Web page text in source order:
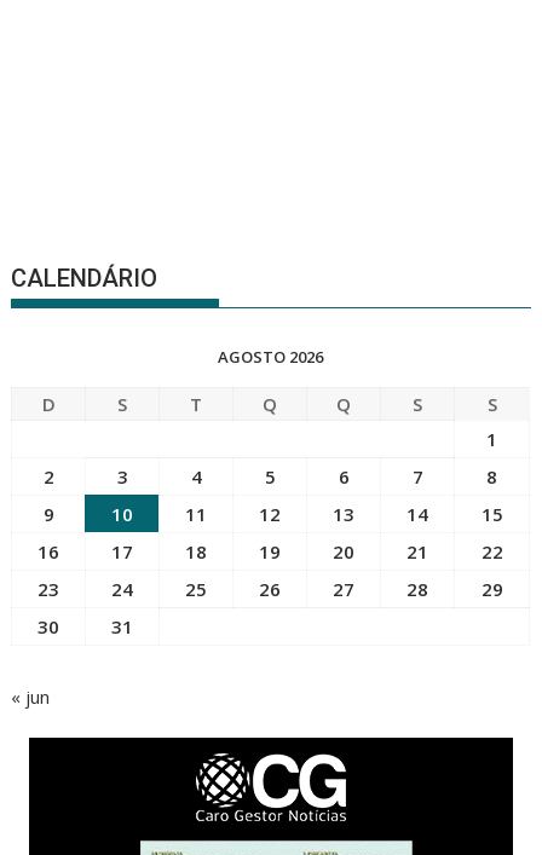
CALENDÁRIO
AGOSTO 2026
D S T Q Q S
S
1
2
3 4 5 6 7
8
9
10 11 12 13 14
15
16
17 18 19 20 21
22
23
24 25 26 27 28
29
30
31
« jun